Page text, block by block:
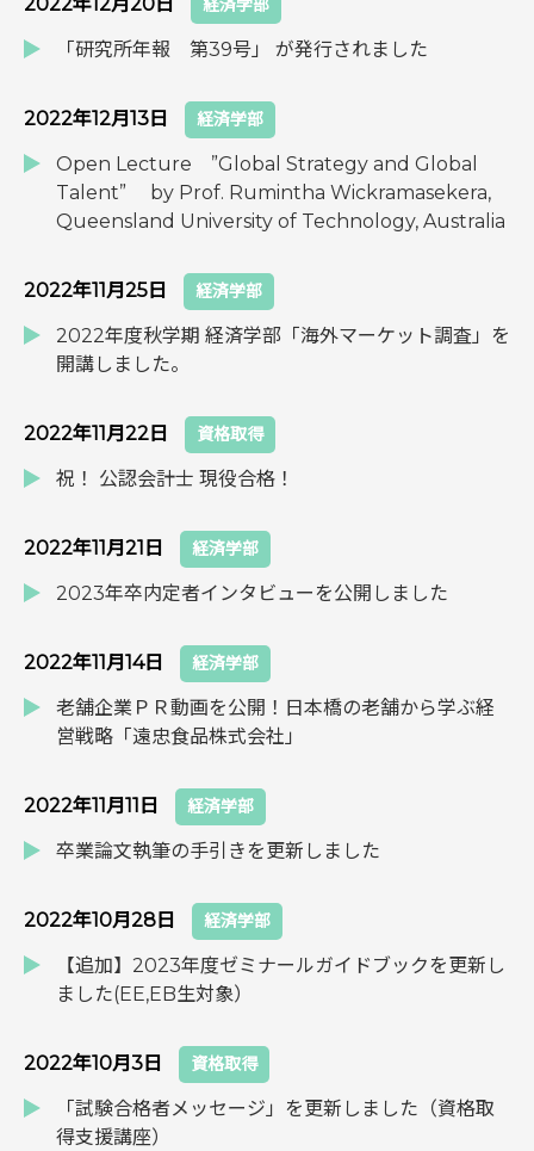
経済学部
「研究所年報 第39号」 が発行されました
2022年12月13日 経済学部
Open Lecture ”Global Strategy and Global
Talent” by Prof. Rumintha Wickramasekera,
Queensland University of Technology, Australia
2022年11月25日 経済学部
2022年度秋学期 経済学部「海外マーケット調査」を
開講しました。
2022年11月22日 資格取得
祝！ 公認会計士 現役合格！
2022年11月21日 経済学部
2023年卒内定者インタビューを公開しました
2022年11月14日 経済学部
老舗企業ＰＲ動画を公開！日本橋の老舗から学ぶ経
営戦略「遠忠食品株式会社」
2022年11月11日 経済学部
卒業論文執筆の手引きを更新しました
2022年10月28日 経済学部
【追加】2023年度ゼミナールガイドブックを更新し
ました(EE,EB生対象）
2022年10月3日 資格取得
「試験合格者メッセージ」を更新しました（資格取
得支援講座）